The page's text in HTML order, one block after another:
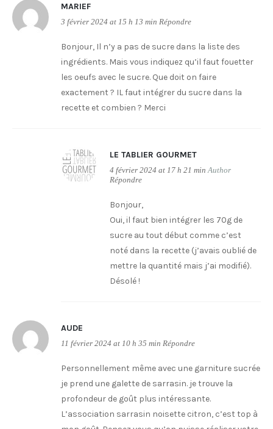
MARIEF
3 février 2024 at 15 h 13 min Répondre
Bonjour, Il n’y a pas de sucre dans la liste des
ingrédients. Mais vous indiquez qu’il faut fouetter
les oeufs avec le sucre. Que doit on faire
exactement ? IL faut intégrer du sucre dans la
recette et combien ? Merci
LE TABLIER GOURMET
4 février 2024 at 17 h 21 min Author
Répondre
Bonjour,
Oui, il faut bien intégrer les 70g de
sucre au tout début comme c’est
noté dans la recette (j’avais oublié de
mettre la quantité mais j’ai modifié).
Désolé !
AUDE
11 février 2024 at 10 h 35 min Répondre
Personnellement même avec une garniture sucrée
je prend une galette de sarrasin. je trouve la
profondeur de goût plus intéressante.
L’association sarrasin noisette citron, c’est top à